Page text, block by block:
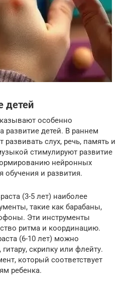
детей
особенно
развитие детей. В раннем
развивать слух, речь, память и
стимулируют развитие
нейронных
обучения и развития.
(3-5 лет) наиболее
такие как барабаны,
Эти инструменты
ритма и координацию.
(6-10 лет) можно
скрипку или флейту.
который соответствует
ребенка.